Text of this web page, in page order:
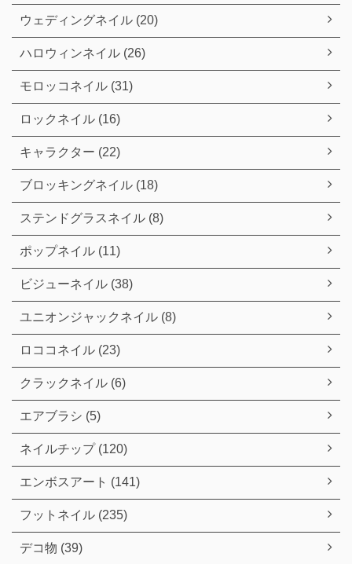
ウェディングネイル (20)
ハロウィンネイル (26)
モロッコネイル (31)
ロックネイル (16)
キャラクター (22)
ブロッキングネイル (18)
ステンドグラスネイル (8)
ポップネイル (11)
ビジューネイル (38)
ユニオンジャックネイル (8)
ロココネイル (23)
クラックネイル (6)
エアブラシ (5)
ネイルチップ (120)
エンボスアート (141)
フットネイル (235)
デコ物 (39)